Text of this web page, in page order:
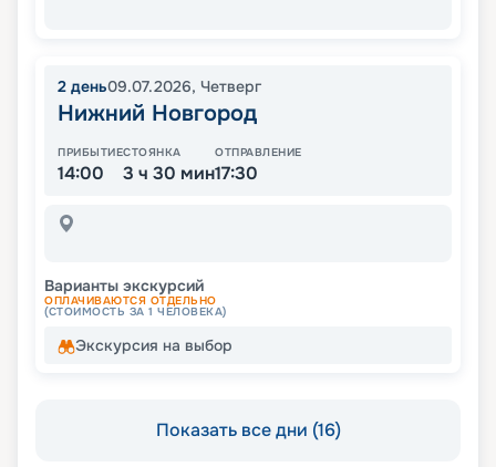
2 день09.07.2026, Четверг
Нижний Новгород
ПРИБЫТИЕ
14:00
СТОЯНКА
3 ч 30 мин
ОТПРАВЛЕНИЕ
17:30
Варианты экскурсий
ОПЛАЧИВАЮТСЯ ОТДЕЛЬНО
(СТОИМОСТЬ ЗА 1 ЧЕЛОВЕКА)
Экскурсия на выбор
Показать все дни (16)